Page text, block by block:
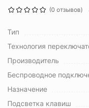
(0 отзывов)
Тип
Технология
Производитель
Беспроводное
Назначение
Подсветка клавиш